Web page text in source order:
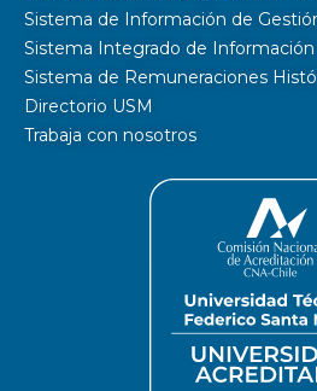
Sistema de Información de
Sistema Integrado de Información
Sistema de Remuneraciones
Directorio USM
Trabaja con nosotros